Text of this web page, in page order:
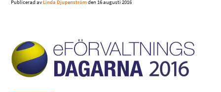
Publicerad av Linda Djupenströmden16 augusti 2016